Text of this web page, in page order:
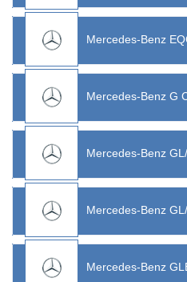
Mercedes-Benz
Mercedes-Benz G
Mercedes-Benz
Mercedes-Benz
Mercedes-Benz